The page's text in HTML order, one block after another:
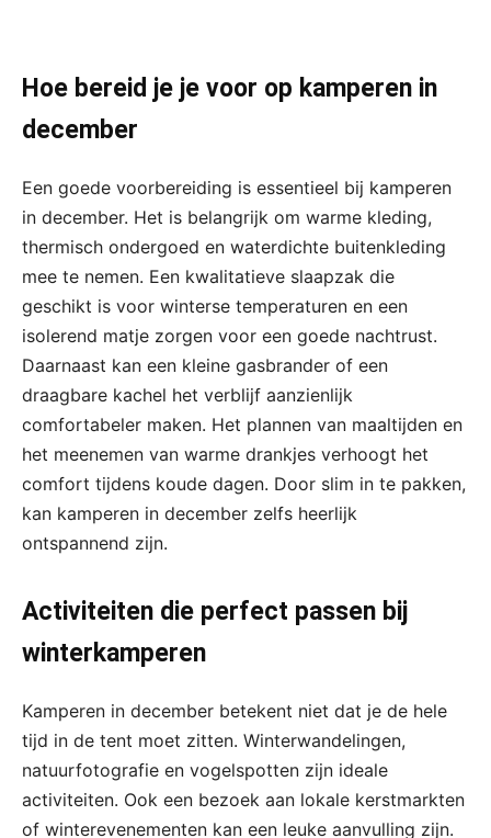
Hoe bereid je je voor op kamperen in
december
Een goede voorbereiding is essentieel bij kamperen
in december. Het is belangrijk om warme kleding,
thermisch ondergoed en waterdichte buitenkleding
mee te nemen. Een kwalitatieve slaapzak die
geschikt is voor winterse temperaturen en een
isolerend matje zorgen voor een goede nachtrust.
Daarnaast kan een kleine gasbrander of een
draagbare kachel het verblijf aanzienlijk
comfortabeler maken. Het plannen van maaltijden en
het meenemen van warme drankjes verhoogt het
comfort tijdens koude dagen. Door slim in te pakken,
kan kamperen in december zelfs heerlijk
ontspannend zijn.
Activiteiten die perfect passen bij
winterkamperen
Kamperen in december betekent niet dat je de hele
tijd in de tent moet zitten. Winterwandelingen,
natuurfotografie en vogelspotten zijn ideale
activiteiten. Ook een bezoek aan lokale kerstmarkten
of winterevenementen kan een leuke aanvulling zijn.